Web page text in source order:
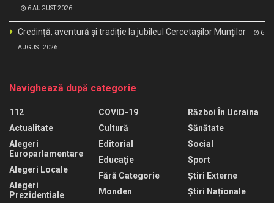
6 AUGUST 2026
Credință, aventură și tradiție la jubileul Cercetașilor Munților 6
AUGUST 2026
Navighează după categorie
112
Actualitate
Alegeri
Europarlamentare
Alegeri Locale
Alegeri
Prezidentiale
COVID-19
Cultură
Editorial
Educaţie
Fără Categorie
Monden
Război În Ucraina
Sănătate
Social
Sport
Știri Externe
Știri Naționale